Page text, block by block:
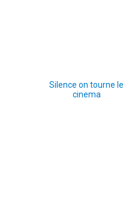
Silence on tourne le
cinema